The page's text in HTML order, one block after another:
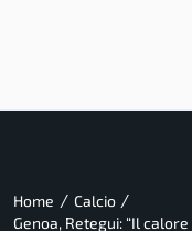
Home / Calcio /
Genoa, Retegui: “Il